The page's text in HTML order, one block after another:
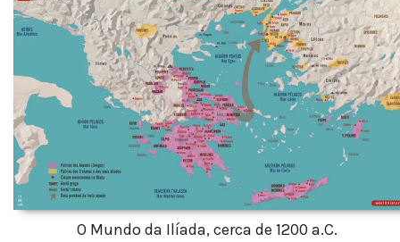
O Mundo da Ilíada, cerca de 1200 a.C.